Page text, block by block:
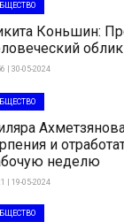
Коньшин:
облик
| 30-05-2024
и
неделю
| 19-05-2024